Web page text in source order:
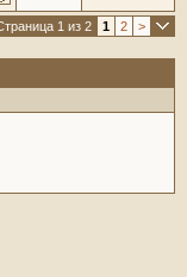
1 из 2 1 2 >